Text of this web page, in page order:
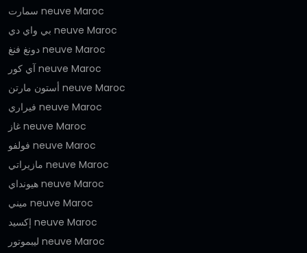
سمارت neuve Maroc
بي واي دي neuve Maroc
دونغ فنغ neuve Maroc
آي كور neuve Maroc
أستون مارتن neuve Maroc
فيراري neuve Maroc
غاز neuve Maroc
فولفو neuve Maroc
مازيراتي neuve Maroc
هيونداي neuve Maroc
ميني neuve Maroc
إكسيد neuve Maroc
ليبموتور neuve Maroc